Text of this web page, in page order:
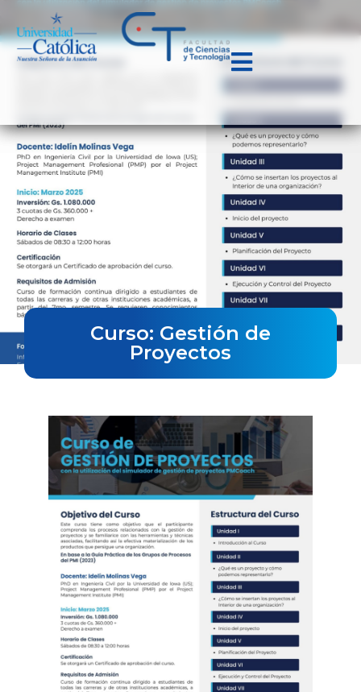
Curso: Gestión de
Proyectos